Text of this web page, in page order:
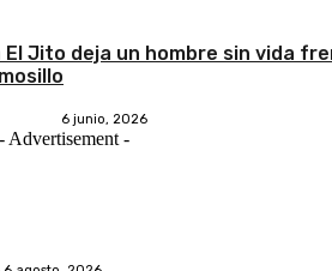
Jito deja un hombre sin vida
6 junio, 2026
- Advertisement -